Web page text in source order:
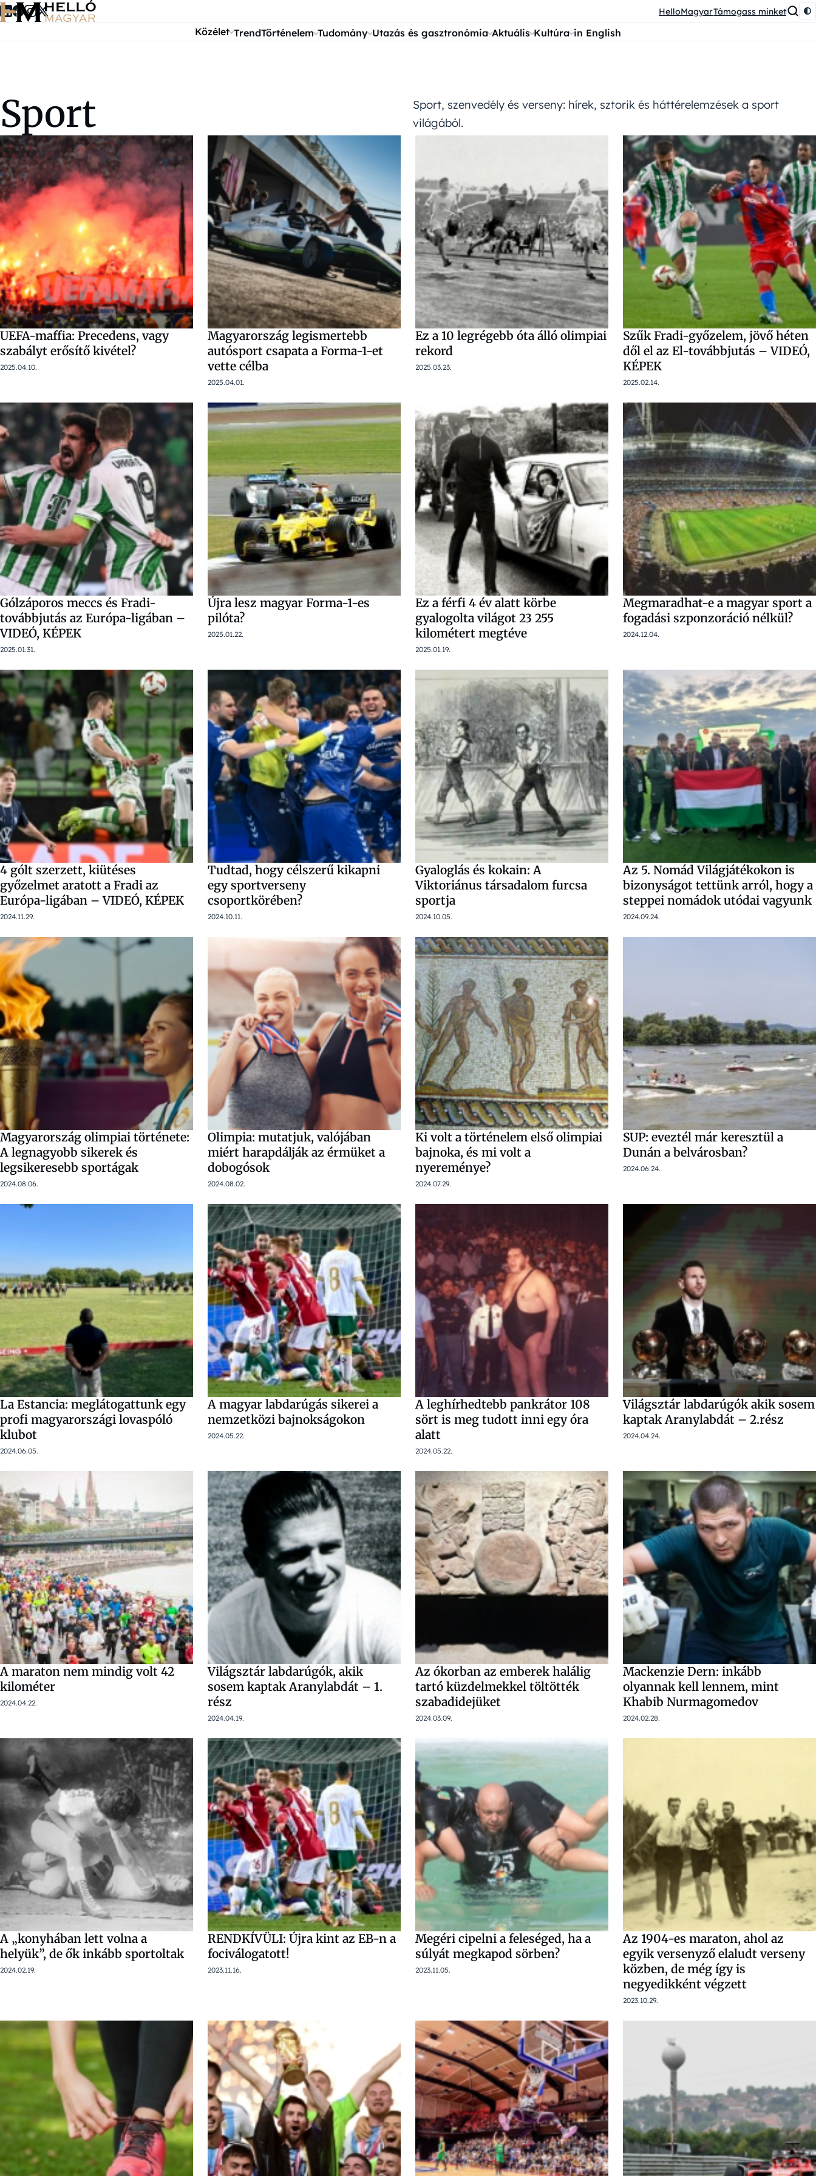
Ugrás a tartalomra HelloMagyarTámogass minket
Közélet TrendTörténelem Tudomány Utazás és gasztronómia Aktuális Kultúra in English
Sport
Sport, szenvedély és verseny: hírek, sztorik és háttérelemzések a sport
világából.
UEFA-maffia: Precedens, vagy
szabályt erősítő kivétel?
2025.04.10.
Magyarország legismertebb
autósport csapata a Forma-1-et
vette célba
2025.04.01.
Ez a 10 legrégebb óta álló olimpiai
rekord
2025.03.23.
Szűk Fradi-győzelem, jövő héten
dől el az El-továbbjutás – VIDEÓ,
KÉPEK
2025.02.14.
Gólzáporos meccs és Fradi-
továbbjutás az Európa-ligában –
VIDEÓ, KÉPEK
2025.01.31.
Újra lesz magyar Forma-1-es
pilóta?
2025.01.22.
Ez a férfi 4 év alatt körbe
gyalogolta világot 23 255
kilométert megtéve
2025.01.19.
Megmaradhat-e a magyar sport a
fogadási szponzoráció nélkül?
2024.12.04.
4 gólt szerzett, kiütéses
győzelmet aratott a Fradi az
Európa-ligában – VIDEÓ, KÉPEK
2024.11.29.
Tudtad, hogy célszerű kikapni
egy sportverseny
csoportkörében?
2024.10.11.
Gyaloglás és kokain: A
Viktoriánus társadalom furcsa
sportja
2024.10.05.
Az 5. Nomád Világjátékokon is
bizonyságot tettünk arról, hogy a
steppei nomádok utódai vagyunk
2024.09.24.
Magyarország olimpiai története:
A legnagyobb sikerek és
legsikeresebb sportágak
2024.08.06.
Olimpia: mutatjuk, valójában
miért harapdálják az érmüket a
dobogósok
2024.08.02.
Ki volt a történelem első olimpiai
bajnoka, és mi volt a
nyereménye?
2024.07.29.
SUP: eveztél már keresztül a
Dunán a belvárosban?
2024.06.24.
La Estancia: meglátogattunk egy
profi magyarországi lovaspóló
klubot
2024.06.05.
A magyar labdarúgás sikerei a
nemzetközi bajnokságokon
2024.05.22.
A leghírhedtebb pankrátor 108
sört is meg tudott inni egy óra
alatt
2024.05.22.
Világsztár labdarúgók akik sosem
kaptak Aranylabdát – 2.rész
2024.04.24.
A maraton nem mindig volt 42
kilométer
2024.04.22.
Világsztár labdarúgók, akik
sosem kaptak Aranylabdát – 1.
rész
2024.04.19.
Az ókorban az emberek halálig
tartó küzdelmekkel töltötték
szabadidejüket
2024.03.09.
Mackenzie Dern: inkább
olyannak kell lennem, mint
Khabib Nurmagomedov
2024.02.28.
A „konyhában lett volna a
helyük”, de ők inkább sportoltak
2024.02.19.
RENDKÍVÜLI: Újra kint az EB-n a
fociválogatott!
2023.11.16.
Megéri cipelni a feleséged, ha a
súlyát megkapod sörben?
2023.11.05.
Az 1904-es maraton, ahol az
egyik versenyző elaludt verseny
közben, de még így is
negyedikként végzett
2023.10.29.